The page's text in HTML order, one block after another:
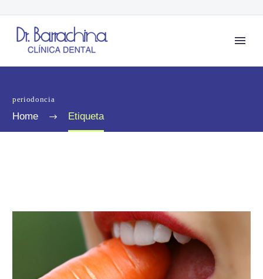
periodoncia
Home Etiqueta